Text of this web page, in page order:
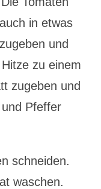
in etwas
und
zu einem
zugeben und
Pfeffer
schneiden.
waschen.